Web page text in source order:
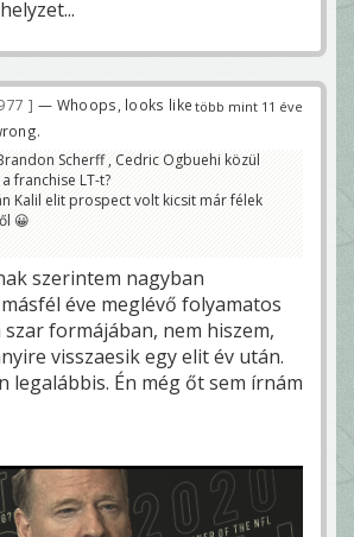
több mint 11 éve
— Whoops, looks like
Scherff , Cedric Ogbuehi közül
franchise LT-t?
Kalil elit prospect volt kicsit már félek
😀
szerintem nagyban
éve meglévő folyamatos
formájában, nem hiszem,
visszaesik egy elit év után.
legalábbis. Én még őt sem írnám